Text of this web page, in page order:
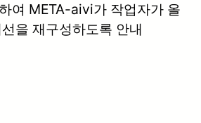
여 META-aivi가 작업자가 올
을 재구성하도록 안내